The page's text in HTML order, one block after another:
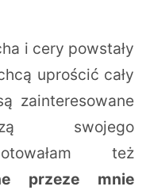
i cery powstały
uprościć cały
zainteresowane
swojego
też
przeze mnie